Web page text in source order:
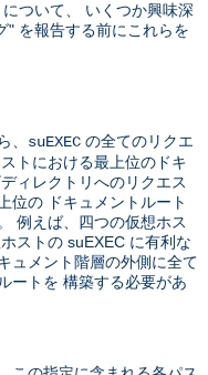
ついて、 いくつか興味深
" を報告する前にこれらを
、 suEXEC の全てのリクエ
トにおける最上位のドキ
ィレクトリへのリクエス
位の ドキュメントルート
例えば、四つの仮想ホス
ストの suEXEC に有利な
ュメント階層の外側に全て
ートを 構築する必要があ